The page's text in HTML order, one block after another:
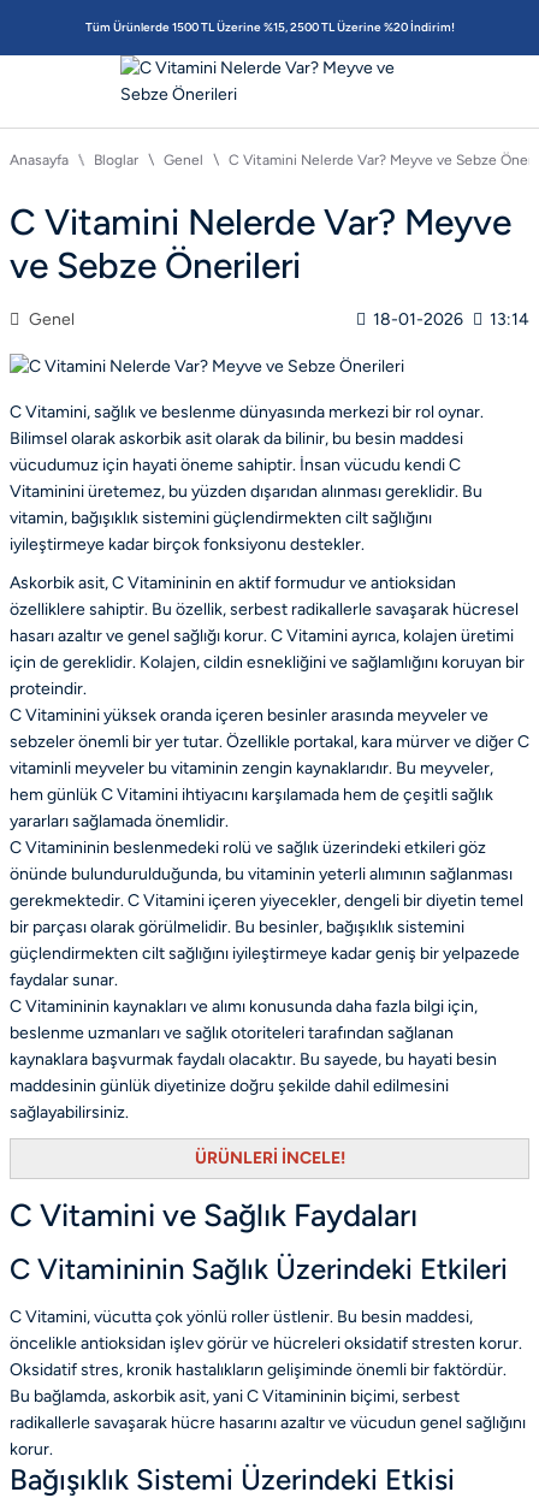
Tüm Ürünlerde 1500 TL Üzerine %15, 2500 TL Üzerine %20 İndirim!
Anasayfa Bloglar Genel C Vitamini Nelerde Var? Meyve ve Sebze
C Vitamini Nelerde Var? Meyve
ve Sebze Önerileri
Genel 18-01-2026 13:14
C Vitamini, sağlık ve beslenme dünyasında merkezi bir rol oynar.
Bilimsel olarak askorbik asit olarak da bilinir, bu besin maddesi
vücudumuz için hayati öneme sahiptir. İnsan vücudu kendi C
Vitaminini üretemez, bu yüzden dışarıdan alınması gereklidir. Bu
vitamin, bağışıklık sistemini güçlendirmekten cilt sağlığını
iyileştirmeye kadar birçok fonksiyonu destekler.
Askorbik asit, C Vitamininin en aktif formudur ve antioksidan
özelliklere sahiptir. Bu özellik, serbest radikallerle savaşarak hücresel
hasarı azaltır ve genel sağlığı korur. C Vitamini ayrıca, kolajen üretimi
için de gereklidir. Kolajen, cildin esnekliğini ve sağlamlığını koruyan bir
proteindir.
C Vitaminini yüksek oranda içeren besinler arasında meyveler ve
sebzeler önemli bir yer tutar. Özellikle portakal, kara mürver ve diğer C
vitaminli meyveler bu vitaminin zengin kaynaklarıdır. Bu meyveler,
hem günlük C Vitamini ihtiyacını karşılamada hem de çeşitli sağlık
yararları sağlamada önemlidir.
C Vitamininin beslenmedeki rolü ve sağlık üzerindeki etkileri göz
önünde bulundurulduğunda, bu vitaminin yeterli alımının sağlanması
gerekmektedir. C Vitamini içeren yiyecekler, dengeli bir diyetin temel
bir parçası olarak görülmelidir. Bu besinler, bağışıklık sistemini
güçlendirmekten cilt sağlığını iyileştirmeye kadar geniş bir yelpazede
faydalar sunar.
C Vitamininin kaynakları ve alımı konusunda daha fazla bilgi için,
beslenme uzmanları ve sağlık otoriteleri tarafından sağlanan
kaynaklara başvurmak faydalı olacaktır. Bu sayede, bu hayati besin
maddesinin günlük diyetinize doğru şekilde dahil edilmesini
sağlayabilirsiniz.
ÜRÜNLERİ İNCELE!
C Vitamini ve Sağlık Faydaları
C Vitamininin Sağlık Üzerindeki Etkileri
C Vitamini, vücutta çok yönlü roller üstlenir. Bu besin maddesi,
öncelikle antioksidan işlev görür ve hücreleri oksidatif stresten korur.
Oksidatif stres, kronik hastalıkların gelişiminde önemli bir faktördür.
Bu bağlamda, askorbik asit, yani C Vitamininin biçimi, serbest
radikallerle savaşarak hücre hasarını azaltır ve vücudun genel sağlığını
korur.
Bağışıklık Sistemi Üzerindeki Etkisi